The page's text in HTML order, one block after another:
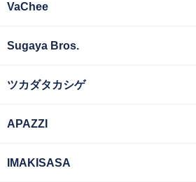
VaChee
Sugaya Bros.
ツカダタカシゲ
APAZZI
IMAKISASA